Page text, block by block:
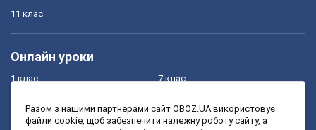
11 клас
Онлайн уроки
1 клас
3 клас
7 клас
9 клас
Разом з нашими партнерами сайт OBOZ.UA використовує
файли cookie, щоб забезпечити належну роботу сайту, а